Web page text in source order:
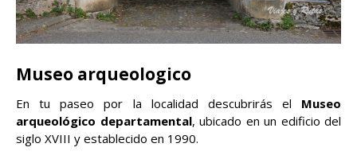
Museo arqueologico
En tu paseo por la localidad descubrirás el Museo
arqueológico departamental, ubicado en un edificio del
siglo XVIII y establecido en 1990.